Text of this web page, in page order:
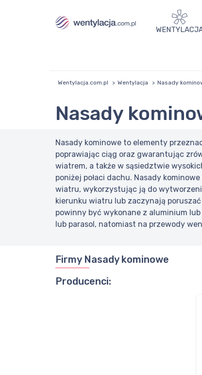
Wentylacja.com.pl Wentylacja Nasady
Nasady
Nasady kominowe to elementy
poprawiając ciąg oraz gwarantując
wiatrem, a także w sąsiedztwie
poniżej połaci dachu. Nasady
wiatru, wykorzystując ją do
kierunku wiatru lub zaczynają
powinny być wykonane z aluminium
lub parasol, natomiast na przewody
Firmy Nasady kominowe
Producenci: